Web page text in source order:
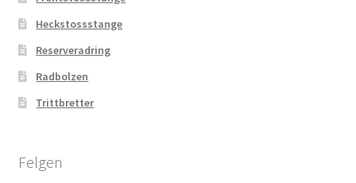
Heckstossstange
Reserveradring
Radbolzen
Trittbretter
Felgen